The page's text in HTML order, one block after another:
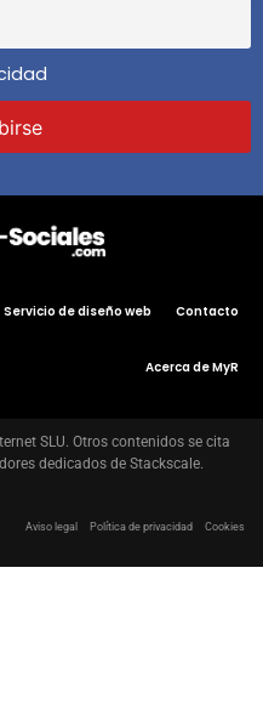
Servicio de diseño web Contacto
Acerca de MyR
SLU. Otros contenidos se cita
dedicados de Stackscale.
Aviso legal Política de privacidad Cookies